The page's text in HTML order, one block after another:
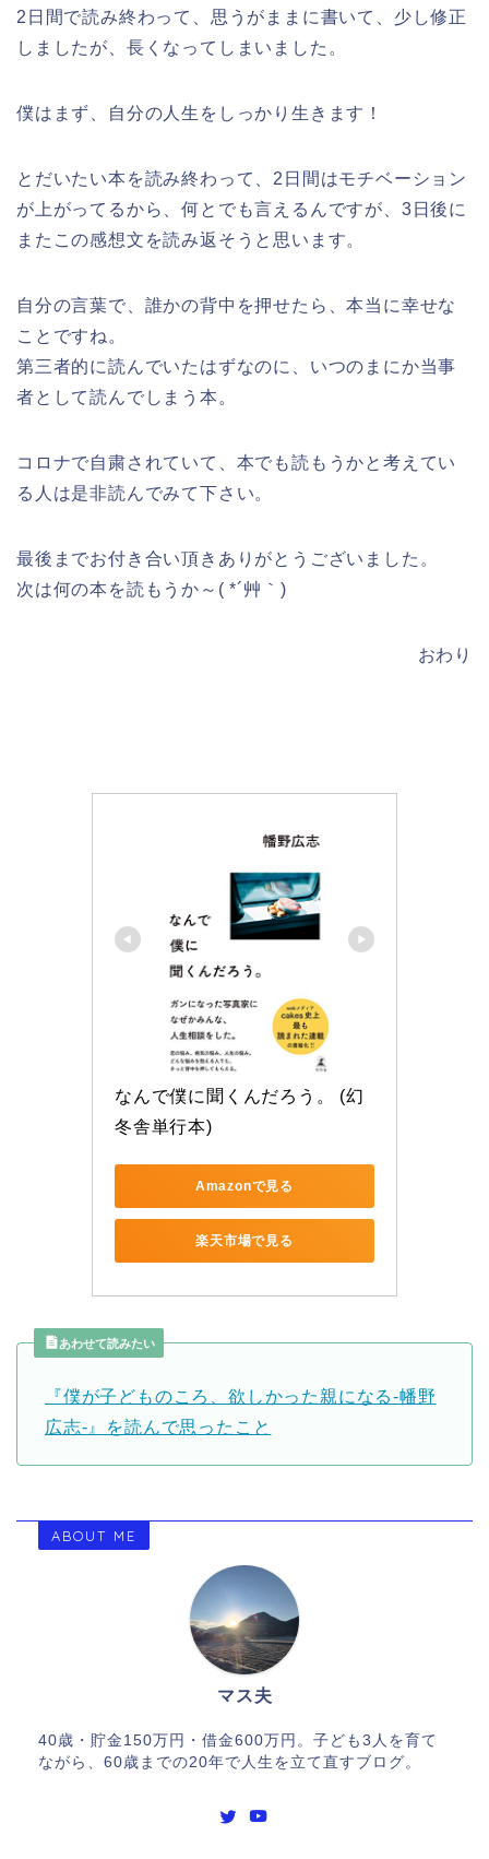
2日間で読み終わって、思うがままに書いて、少し修正
しましたが、長くなってしまいました。
僕はまず、自分の人生をしっかり生きます！
とだいたい本を読み終わって、2日間はモチベーション
が上がってるから、何とでも言えるんですが、3日後に
またこの感想文を読み返そうと思います。
自分の言葉で、誰かの背中を押せたら、本当に幸せな
ことですね。
第三者的に読んでいたはずなのに、いつのまにか当事
者として読んでしまう本。
コロナで自粛されていて、本でも読もうかと考えてい
る人は是非読んでみて下さい。
最後までお付き合い頂きありがとうございました。
次は何の本を読もうか～( *´艸｀)
おわり
なんで僕に聞くんだろう。 (幻
冬舎単行本)
Amazonで見る
楽天市場で見る
あわせて読みたい
『僕が子どものころ、欲しかった親になる‐幡野
広志‐』を読んで思ったこと
ABOUT ME
マス夫
40歳・貯金150万円・借金600万円。子ども3人を育て
ながら、60歳までの20年で人生を立て直すブログ。